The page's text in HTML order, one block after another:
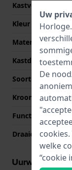
Kastvorm
Kleur kast
Materiaal
Kastdeksel
Soort glas
Kroon
Functie bezel
Draaiende bezel
Uurwerk
Uw
De
welke
“cookie